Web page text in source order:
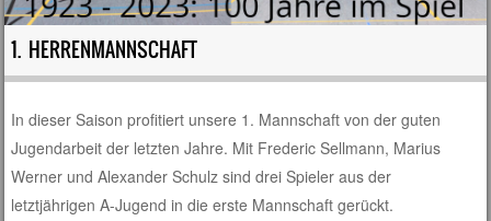
1. HERRENMANNSCHAFT
In dieser Saison profitiert unsere 1. Mannschaft von der guten
Jugendarbeit der letzten Jahre. Mit Frederic Sellmann, Marius
Werner und Alexander Schulz sind drei Spieler aus der
letztjährigen A-Jugend in die erste Mannschaft gerückt.